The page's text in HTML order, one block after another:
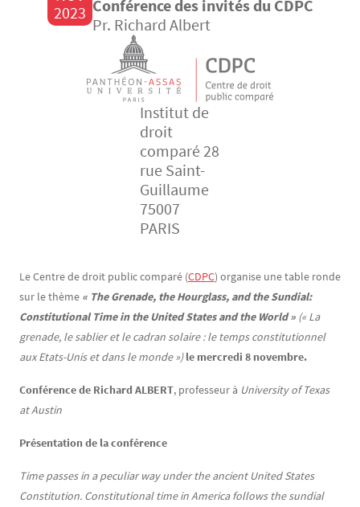
2023 Conférence des invités du CDPC
Pr. Richard Albert
Institut de
droit
comparé 28
rue Saint-
Guillaume
75007
PARIS
Contenu
Texte
Le Centre de droit public comparé (CDPC) organise une table ronde
sur le thème « The Grenade, the Hourglass, and the Sundial:
Constitutional Time in the United States and the World » (« La
grenade, le sablier et le cadran solaire : le temps constitutionnel
aux Etats-Unis et dans le monde »)le mercredi 8 novembre.
Conférence de Richard ALBERT, professeur à University of Texas
at Austin
Présentation de la conférence
Time passes in a peculiar way under the ancient United States
Constitution. Constitutional time in America follows the sundial